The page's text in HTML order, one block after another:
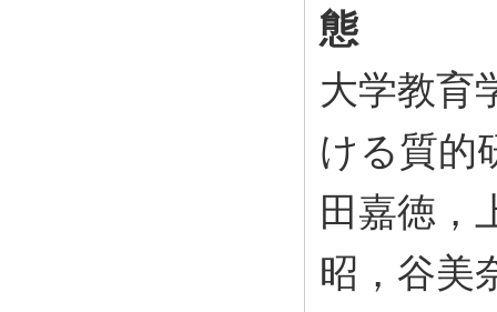
態
大学教育
ける質的
田嘉徳，
昭，谷美